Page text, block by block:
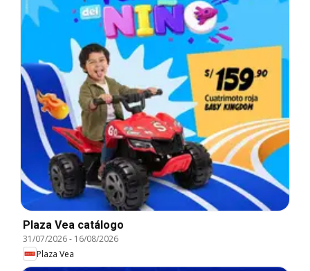
Plaza Vea catálogo
31/07/2026- 16/08/2026
Plaza Vea